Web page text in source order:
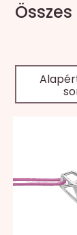
Kollekciók